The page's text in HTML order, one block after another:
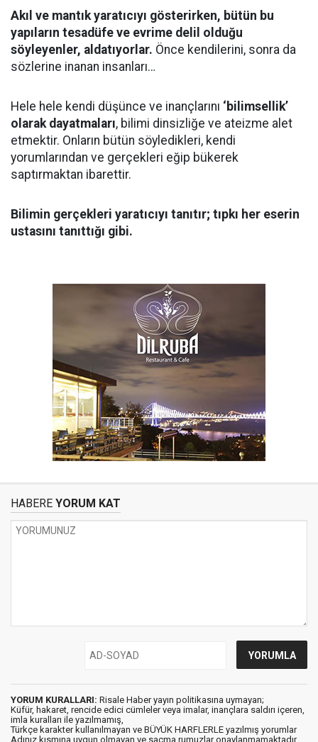
Akıl ve mantık yaratıcıyı gösterirken, bütün bu
yapıların tesadüfe ve evrime delil olduğu
söyleyenler, aldatıyorlar. Önce kendilerini, sonra da
sözlerine inanan insanları…
Hele hele kendi düşünce ve inançlarını ‘bilimsellik’
olarak dayatmaları, bilimi dinsizliğe ve ateizme alet
etmektir. Onların bütün söyledikleri, kendi
yorumlarından ve gerçekleri eğip bükerek
saptırmaktan ibarettir.
Bilimin gerçekleri yaratıcıyı tanıtır; tıpkı her eserin
ustasını tanıttığı gibi.
HABERE YORUM KAT
YORUM KURALLARI: Risale Haber yayın politikasına uymayan;
Küfür, hakaret, rencide edici cümleler veya imalar, inançlara saldırı içeren,
imla kuralları ile yazılmamış,
Türkçe karakter kullanılmayan ve BÜYÜK HARFLERLE yazılmış yorumlar
Adınız kısmına uygun olmayan ve saçma rumuzlar onaylanmamaktadır.